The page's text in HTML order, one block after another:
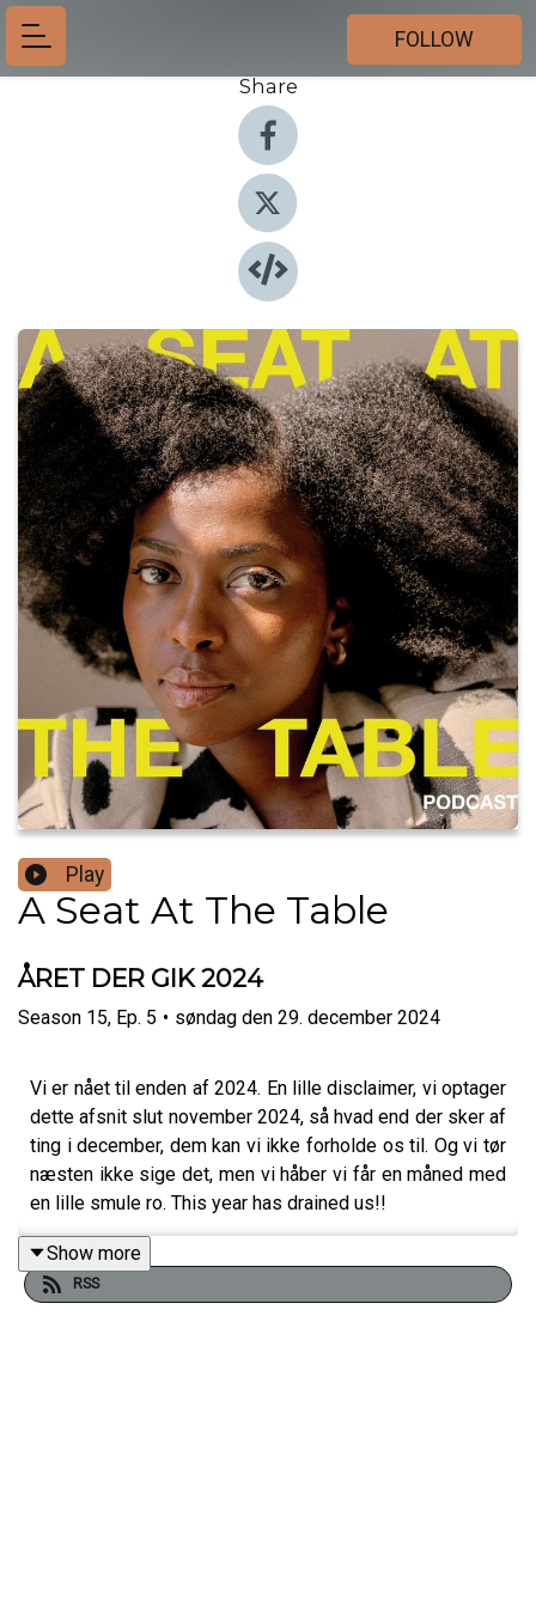
FOLLOW
Share
Play
A Seat At The Table
ÅRET DER GIK 2024
Season 15, Ep. 5 • søndag den 29. december 2024
Vi er nået til enden af 2024. En lille disclaimer, vi optager
dette afsnit slut november 2024, så hvad end der sker af
ting i december, dem kan vi ikke forholde os til. Og vi tør
næsten ikke sige det, men vi håber vi får en måned med
en lille smule ro. This year has drained us!!
2024 bød på naturkatastrofer som oversvømmelser,
Show more
RSS